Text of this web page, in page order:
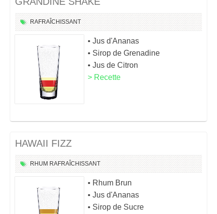
RAFRAÎCHISSANT
• Jus d'Ananas
• Sirop de Grenadine
• Jus de Citron
> Recette
HAWAII FIZZ
RHUM RAFRAÎCHISSANT
• Rhum Brun
• Jus d'Ananas
• Sirop de Sucre